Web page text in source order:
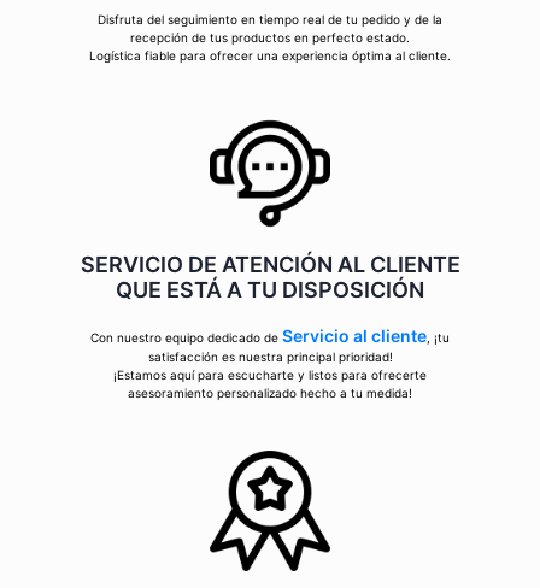
Disfruta del seguimiento en tiempo real de tu pedido y de la
recepción de tus productos en perfecto estado.
Logística fiable para ofrecer una experiencia óptima al cliente.
SERVICIO DE ATENCIÓN AL CLIENTE
QUE ESTÁ A TU DISPOSICIÓN
Con nuestro equipo dedicado de Servicio al cliente , ¡tu
satisfacción es nuestra principal prioridad!
¡Estamos aquí para escucharte y listos para ofrecerte
asesoramiento personalizado hecho a tu medida!